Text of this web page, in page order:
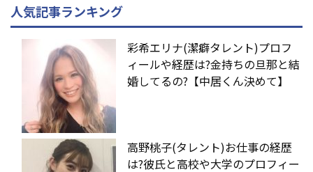
人気記事ランキング
彩希エリナ(潔癖タレント)プロフ
ィールや経歴は?金持ちの旦那と結
婚してるの?【中居くん決めて】
高野桃子(タレント)お仕事の経歴
は?彼氏と高校や大学のプロフィー